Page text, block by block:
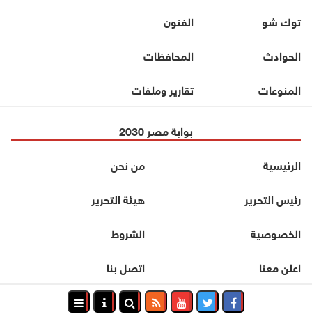
توك شو
الفنون
الحوادث
المحافظات
المنوعات
تقارير وملفات
بوابة مصر 2030
الرئيسية
من نحن
رئيس التحرير
هيئة التحرير
الخصوصية
الشروط
اعلن معنا
اتصل بنا